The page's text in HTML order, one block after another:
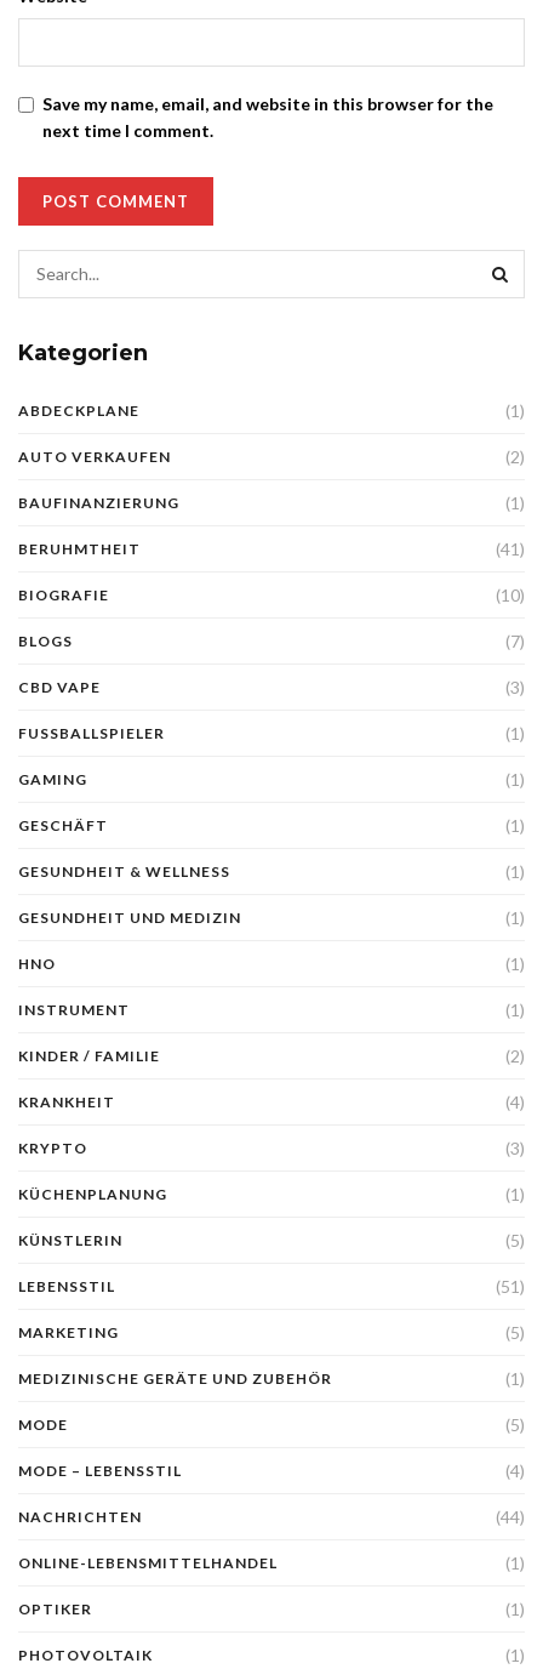
Save my name, email, and website in this browser for the
next time I comment.
Kategorien
ABDECKPLANE (1)
AUTO VERKAUFEN (2)
BAUFINANZIERUNG (1)
BERUHMTHEIT (41)
BIOGRAFIE (10)
BLOGS (7)
CBD VAPE (3)
FUSSBALLSPIELER (1)
GAMING (1)
GESCHÄFT (1)
GESUNDHEIT & WELLNESS (1)
GESUNDHEIT UND MEDIZIN (1)
HNO (1)
INSTRUMENT (1)
KINDER / FAMILIE (2)
KRANKHEIT (4)
KRYPTO (3)
KÜCHENPLANUNG (1)
KÜNSTLERIN (5)
LEBENSSTIL (51)
MARKETING (5)
MEDIZINISCHE GERÄTE UND ZUBEHÖR (1)
MODE (5)
MODE – LEBENSSTIL (4)
NACHRICHTEN (44)
ONLINE-LEBENSMITTELHANDEL (1)
OPTIKER (1)
PHOTOVOLTAIK (1)